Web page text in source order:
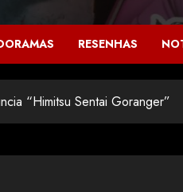
RESENHAS
“Himitsu Sentai Goranger”